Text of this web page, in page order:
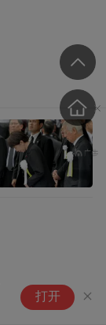
打开